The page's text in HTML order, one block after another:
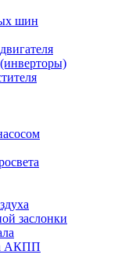
шин
заслонки
АКПП